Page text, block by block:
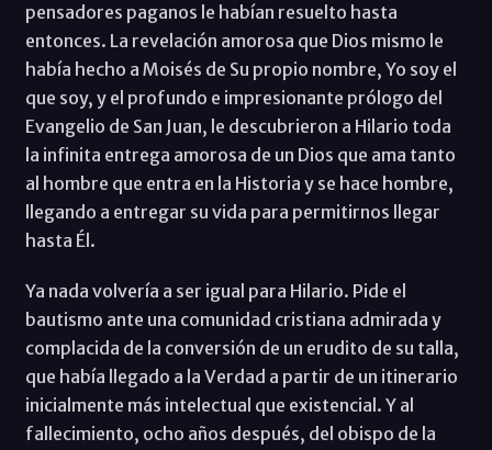
pensadores paganos le habían resuelto hasta
entonces. La revelación amorosa que Dios mismo le
había hecho a Moisés de Su propio nombre, Yo soy el
que soy, y el profundo e impresionante prólogo del
Evangelio de San Juan, le descubrieron a Hilario toda
la infinita entrega amorosa de un Dios que ama tanto
al hombre que entra en la Historia y se hace hombre,
llegando a entregar su vida para permitirnos llegar
hasta Él.
Ya nada volvería a ser igual para Hilario. Pide el
bautismo ante una comunidad cristiana admirada y
complacida de la conversión de un erudito de su talla,
que había llegado a la Verdad a partir de un itinerario
inicialmente más intelectual que existencial. Y al
fallecimiento, ocho años después, del obispo de la